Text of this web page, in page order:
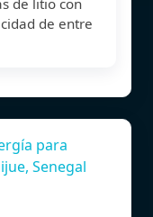
de entre
para
Senegal